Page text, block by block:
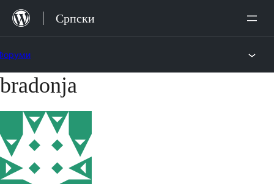
Скочи
Српски
Скочи
садржај
bradonja